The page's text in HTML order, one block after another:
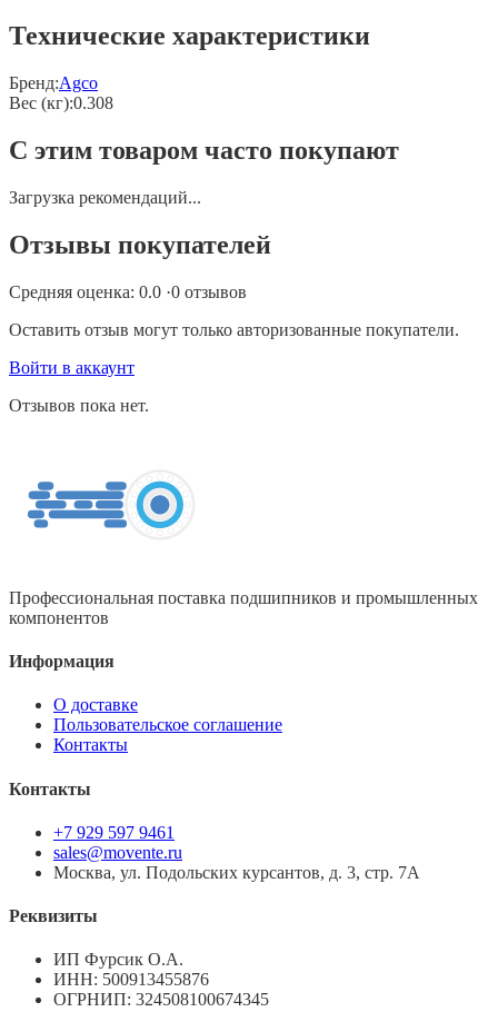
Технические характеристики
Бренд:Agco
Вес (кг):0.308
С этим товаром часто покупают
Загрузка рекомендаций...
Отзывы покупателей
Средняя оценка: 0.0 ·0 отзывов
Оставить отзыв могут только авторизованные покупатели.
Войти в аккаунт
Отзывов пока нет.
Профессиональная поставка подшипников и промышленных
компонентов
Информация
О доставке
Пользовательское соглашение
Контакты
Контакты
+7 929 597 9461
sales@movente.ru
Москва, ул. Подольских курсантов, д. 3, стр. 7А
Реквизиты
ИП Фурсик О.А.
ИНН: 500913455876
ОГРНИП: 324508100674345